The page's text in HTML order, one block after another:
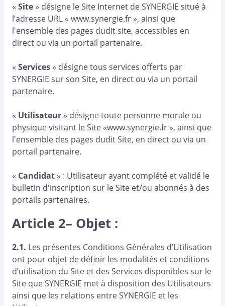
« Site » désigne le Site Internet de SYNERGIE situé à
l’adresse URL « www.synergie.fr », ainsi que
l'ensemble des pages dudit site, accessibles en
direct ou via un portail partenaire.
« Services » désigne tous services offerts par
SYNERGIE sur son Site, en direct ou via un portail
partenaire.
« Utilisateur » désigne toute personne morale ou
physique visitant le Site «www.synergie.fr », ainsi que
l'ensemble des pages dudit Site, en direct ou via un
portail partenaire.
« Candidat » : Utilisateur ayant complété et validé le
bulletin d'inscription sur le Site et/ou abonnés à des
portails partenaires.
Article 2– Objet :
2.1. Les présentes Conditions Générales d’Utilisation
ont pour objet de définir les modalités et conditions
d’utilisation du Site et des Services disponibles sur le
Site que SYNERGIE met à disposition des Utilisateurs
ainsi que les relations entre SYNERGIE et les